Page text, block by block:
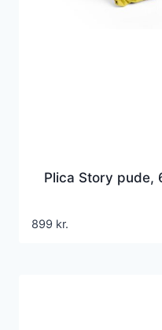
Plica Story pude,
899 kr.